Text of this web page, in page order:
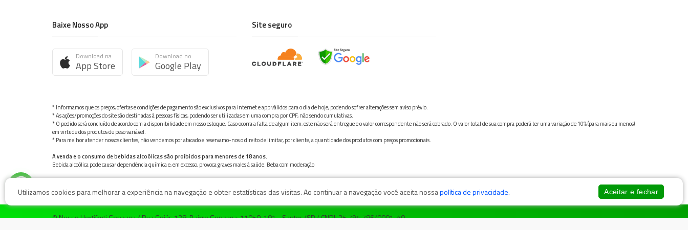
Baixe Nosso App
Download na
App Store
Download no
Google Play
Site seguro
* Informamos que os preços, ofertas e condições de pagamento são exclusivos para internet e app válidos para o dia de hoje, podendo sofrer alterações sem aviso prévio.
* As ações/promoções do site são destinadas à pessoas físicas, podendo ser utilizadas em uma compra por CPF, não sendo cumulativas.
* O pedido será concluído de acordo com a disponibilidade em nosso estoque. Caso ocorra a falta de algum item, este não será entregue e o valor correspondente não será cobrado. O valor total de sua compra poderá ter uma variação de 10% (para mais ou menos)
em virtude dos produtos de peso variável.
* Para melhor atender nossos clientes, não vendemos por atacado e reservamo-nos o direito de limitar, por cliente, a quantidade dos produtos com preços promocionais.
A venda e o consumo de bebidas alcoólicas são proibidos para menores de 18 anos.
Bebida alcoólica pode causar dependência química e, em excesso, provoca graves males à saúde. Beba com moderação
© Nosso Hortifruti Gonzaga / Rua Goiás 128, Bairro Gonzaga, 11050-101 - Santos/SP / CNPJ: 35.794.786/0001-40
Utilizamos cookies para melhorar a experiência na navegação e obter estatísticas das visitas. Ao continuar a navegação você aceita nossapolítica de privacidade. Aceitar e fechar